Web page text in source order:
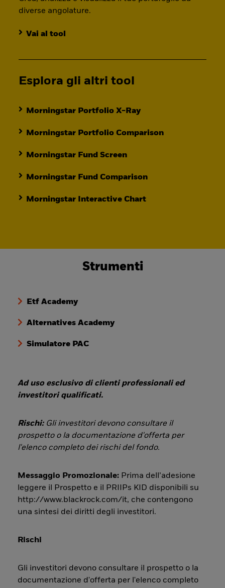
diverse angolature.
Vai al tool
Esplora gli altri tool
Morningstar Portfolio X-Ray
Morningstar Portfolio Comparison
Morningstar Fund Screen
Morningstar Fund Comparison
Morningstar Interactive Chart
Strumenti
Etf Academy
Alternatives Academy
Simulatore PAC
Ad uso esclusivo di clienti professionali ed
investitori qualificati.
Rischi: Gli investitori devono consultare il
prospetto o la documentazione d'offerta per
l'elenco completo dei rischi del fondo.
Messaggio Promozionale: Prima dell’adesione
leggere il Prospetto e il PRIIPs KID disponibili su
http://www.blackrock.com/it, che contengono
una sintesi dei diritti degli investitori.
Rischi
Gli investitori devono consultare il prospetto o la
documentazione d'offerta per l'elenco completo